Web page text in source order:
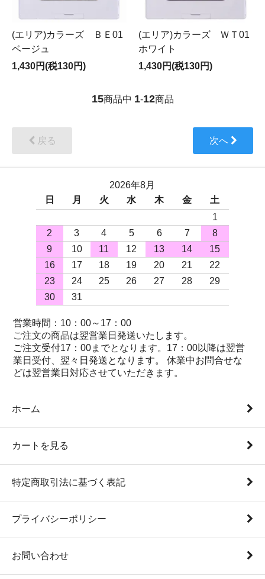
(エリア)カラーズ ＢＥ01
ベージュ
1,430円(税130円)
(エリア)カラーズ ＷＴ01
ホワイト
1,430円(税130円)
15商品中 1-12商品
戻る 次へ
2026年8月
日
月 火 水 木 金
土
1
2
3 4 5 6 7
8
9
10 11 12 13 14
15
16
17 18 19 20 21
22
23
24 25 26 27 28
29
30
31
営業時間：10：00～17：00
ご注文の商品は翌営業日発送いたします。
ご注文受付17：00までとなります。17：00以降は翌営
業日受付、翌々日発送となります。 休業中お問合せな
どは翌営業日対応させていただきます。
ホーム
カートを見る
特定商取引法に基づく表記
プライバシーポリシー
お問い合わせ